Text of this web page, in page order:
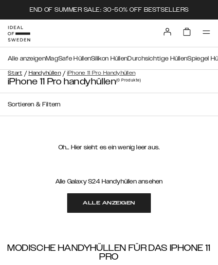
END OF SUMMER SALE: 30-50% OFF BESTSELLERS
Start / Handyhüllen / iPhone 11 Pro Handyhüllen
Alle anzeigenMagSafe HüllenSilikon HüllenDurchsichtige HüllenSpiegel
iPhone 11 Pro handyhüllen(0Produkte)
Sortieren & Filtern
Oh… Hier sieht es ein wenig leer aus.
Alle Galaxy S24 Handyhüllen ansehen
ALLE ANZEIGEN
MODISCHE HANDYHÜLLEN FÜR DAS IPHONE 11
PRO